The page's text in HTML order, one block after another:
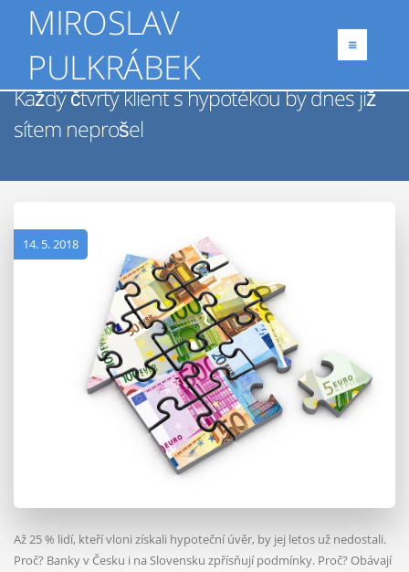
MIROSLAV
PULKRÁBEK
Každý čtvrtý klient s hypotékou by dnes již
sítem neprošel
14. 5. 2018
Až 25 % lidí, kteří vloni získali hypoteční úvěr, by jej letos už nedostali.
Proč? Banky v Česku i na Slovensku zpřísňují podmínky. Proč? Obávají